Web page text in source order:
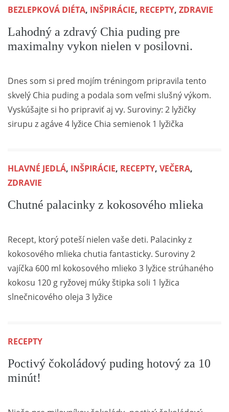
BEZLEPKOVÁ DIÉTA, INŠPIRÁCIE, RECEPTY, ZDRAVIE
Lahodný a zdravý Chia puding pre
maximalny vykon nielen v posilovni.
Dnes som si pred mojím tréningom pripravila tento
skvelý Chia puding a podala som veľmi slušný výkom.
Vyskúšajte si ho pripraviť aj vy. Suroviny: 2 lyžičky
sirupu z agáve 4 lyžice Chia semienok 1 lyžička
HLAVNÉ JEDLÁ, INŠPIRÁCIE, RECEPTY, VEČERA,
ZDRAVIE
Chutné palacinky z kokosového mlieka
Recept, ktorý poteší nielen vaše deti. Palacinky z
kokosového mlieka chutia fantasticky. Suroviny 2
vajíčka 600 ml kokosového mlieko 3 lyžice strúhaného
kokosu 120 g ryžovej múky štipka soli 1 lyžica
slnečnicového oleja 3 lyžice
RECEPTY
Poctivý čokoládový puding hotový za 10
minút!